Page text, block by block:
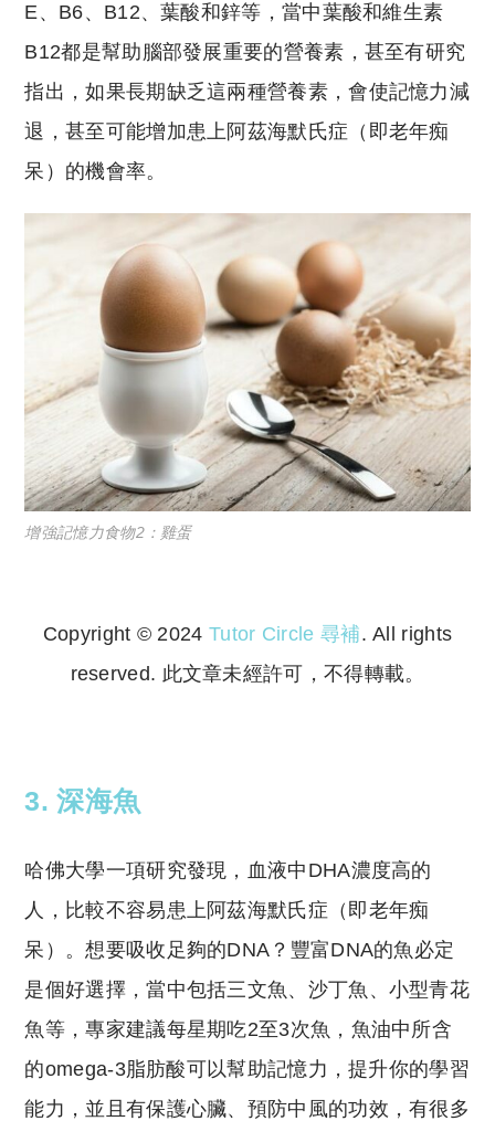
E、B6、B12、葉酸和鋅等，當中葉酸和維生素
B12都是幫助腦部發展重要的營養素，甚至有研究
指出，如果長期缺乏這兩種營養素，會使記憶力減
退，甚至可能增加患上阿茲海默氏症（即老年痴
呆）的機會率。
增強記憶力食物2：雞蛋
Copyright © 2024 Tutor Circle 尋補. All rights
reserved. 此文章未經許可，不得轉載。
3. 深海魚
哈佛大學一項研究發現，血液中DHA濃度高的
人，比較不容易患上阿茲海默氏症（即老年痴
呆）。想要吸收足夠的DNA？豐富DNA的魚必定
是個好選擇，當中包括三文魚、沙丁魚、小型青花
魚等，專家建議每星期吃2至3次魚，魚油中所含
的omega-3脂肪酸可以幫助記憶力，提升你的學習
能力，並且有保護心臟、預防中風的功效，有很多